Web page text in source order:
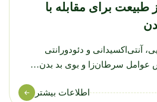
برای مقابله با
آنتی‌اکسیدانی و دئودورانتی
عوامل سرطان‌زا و بوی بد بدن…
اطلاعات بیشتر